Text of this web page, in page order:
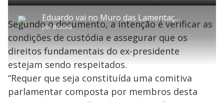
P
l
a
Eduardo vai no Muro das Lamentações e escreve bilhete pedindo liberdade de Bolsonaro
porBrasília
P V
l
t
a
r
0
e
g
n
d
s
A
a
n
ç
a
1
s
e
u
n
o
s
e
:
3
2
.
5
5
F
l
s
e
n
C
o
a
r
Segundo o documento, a intenção é verificar as
condições de custódia e assegurar que os
direitos fundamentais do ex-presidente
estejam sendo respeitados.
“Requer que seja constituída uma comitiva
parlamentar composta por membros desta